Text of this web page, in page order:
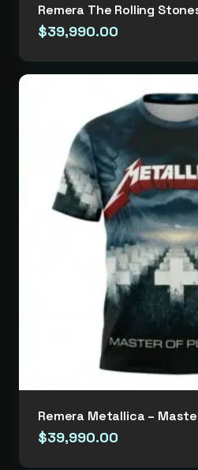
Remera The Rolling
$39,990.00
Remera Metallica –
$39,990.00